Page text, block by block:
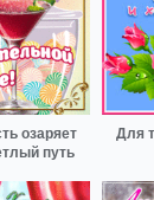
озаряет
путь
Для